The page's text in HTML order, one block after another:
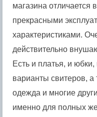
магазина отличается
прекрасными
характеристиками.
действительно
Есть и платья, и
варианты свитеров,
одежда и многие
именно для полных